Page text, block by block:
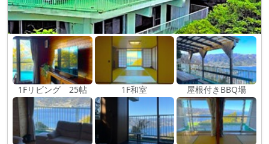
1Fリビング 25帖 1F和室 屋根付きBBQ場